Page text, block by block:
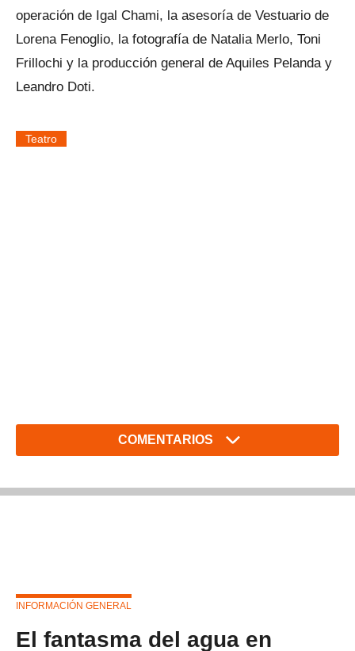
operación de Igal Chami, la asesoría de Vestuario de
Lorena Fenoglio, la fotografía de Natalia Merlo, Toni
Frillochi y la producción general de Aquiles Pelanda y
Leandro Doti.
Teatro
COMENTARIOS